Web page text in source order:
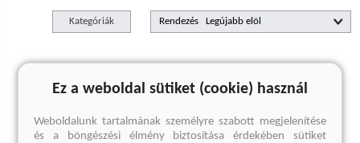
Kategóriák Rendezés
A keresett kifejezésre nincs találat
Ez a weboldal sütiket (cookie) használ
Weboldalunk tartalmának személyre szabott megjelenítése
és a böngészési élmény biztosítása érdekében sütiket